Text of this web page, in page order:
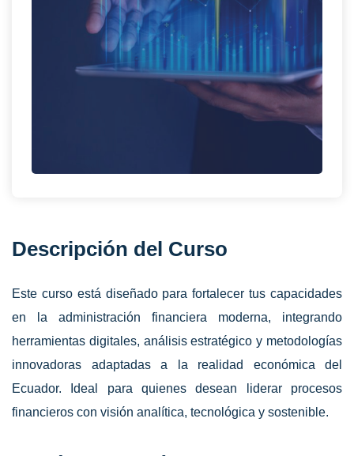
Descripción del Curso
Este curso está diseñado para fortalecer tus capacidades
en la administración financiera moderna, integrando
herramientas digitales, análisis estratégico y metodologías
innovadoras adaptadas a la realidad económica del
Ecuador. Ideal para quienes desean liderar procesos
financieros con visión analítica, tecnológica y sostenible.